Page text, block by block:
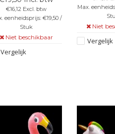
cm
€16,12 Excl. btw
eenheidsprijs: €19,50 /
Stuk
Niet beschikbaar
Vergelijk
Max.
Niet
Vergelijk